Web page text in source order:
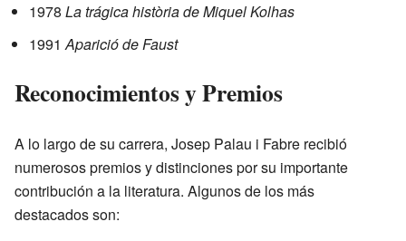
1978 La trágica història de Miquel Kolhas
1991Aparició de Faust
Reconocimientos y Premios
A lo largo de su carrera, Josep Palau i Fabre recibió
numerosos premios y distinciones por su importante
contribución a la literatura. Algunos de los más
destacados son: